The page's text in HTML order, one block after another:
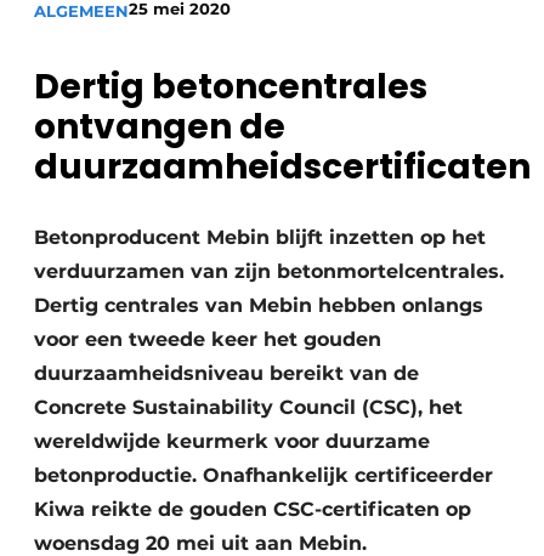
Privacy / Cookie statement
Video’s
ALGEMEEN25 mei 2020
Dertig betoncentrales
ontvangen de
duurzaamheidscertificaten
Betonproducent Mebin blijft inzetten op het
verduurzamen van zijn betonmortelcentrales.
Dertig centrales van Mebin hebben onlangs
voor een tweede keer het gouden
duurzaamheidsniveau bereikt van de
Concrete Sustainability Council (CSC), het
wereldwijde keurmerk voor duurzame
betonproductie. Onafhankelijk certificeerder
Kiwa reikte de gouden CSC-certificaten op
woensdag 20 mei uit aan Mebin.